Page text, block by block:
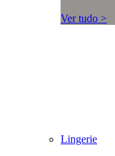
Ver tudo >
Lingerie